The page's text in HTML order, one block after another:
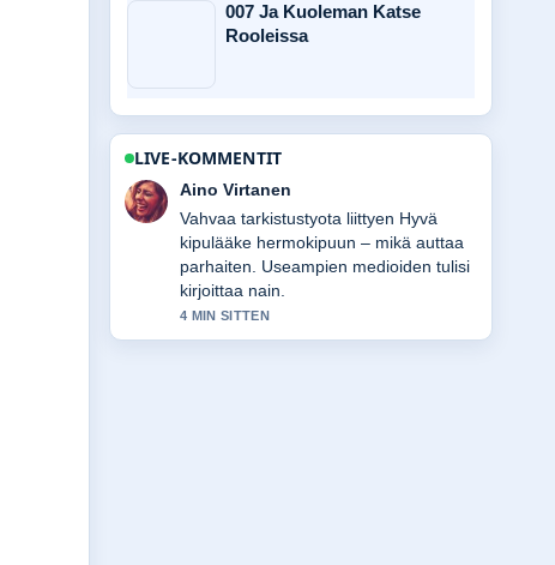
007 Ja Kuoleman Katse
Rooleissa
LIVE-KOMMENTIT
Elias Korhonen
Hyva yhteenveto aiheesta 10 paunaa
(lb) kilogrammoina – tarkka
muunnos.... Tama on tahan mennessa
selkein kooste tanaan.
6 MIN SITTEN